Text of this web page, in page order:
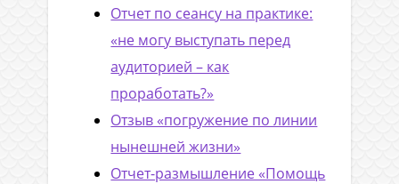
Отчет по сеансу на практике:
«не могу выступать перед
аудиторией – как
проработать?»
Отзыв «погружение по линии
нынешней жизни»
Отчет-размышление «Помощь